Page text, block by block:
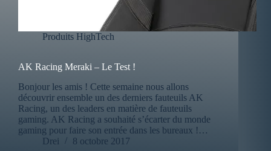
Produits HighTech
AK Racing Meraki – Le Test !
Bonjour les amis ! Cette semaine nous allons
découvrir ensemble un des derniers fauteuils AK
Racing, un des leaders en matière de fauteuils
gaming. AK Racing a souhaité s’écarter du monde
gaming pour faire son entrée dans les bureaux !…
Drei
8 octobre 2017